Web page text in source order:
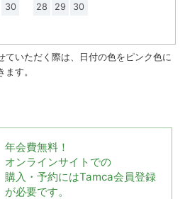
30
28
29 30
ていただく際は、日付の色をピンク色に
す。
年会費無料！
オンラインサイトでの
購入・予約にはTamca会員登録
が必要です。